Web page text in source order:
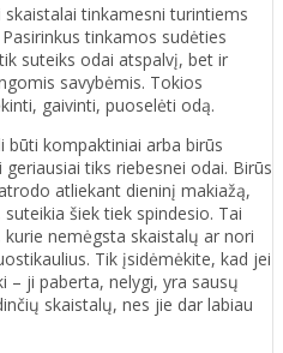
skaistalai tinkamesni turintiems
tinkamos sudėties
suteiks odai atspalvį, bet ir
savybėmis. Tokios
gaivinti, puoselėti odą.
būti kompaktiniai arba birūs
tiks riebesnei odai. Birūs
atliekant dieninį makiažą,
šiek tiek spindesio. Tai
nemėgsta skaistalų ar nori
Tik įsidėmėkite, kad jei
– ji paberta, nelygi, yra sausų
skaistalų, nes jie dar labiau